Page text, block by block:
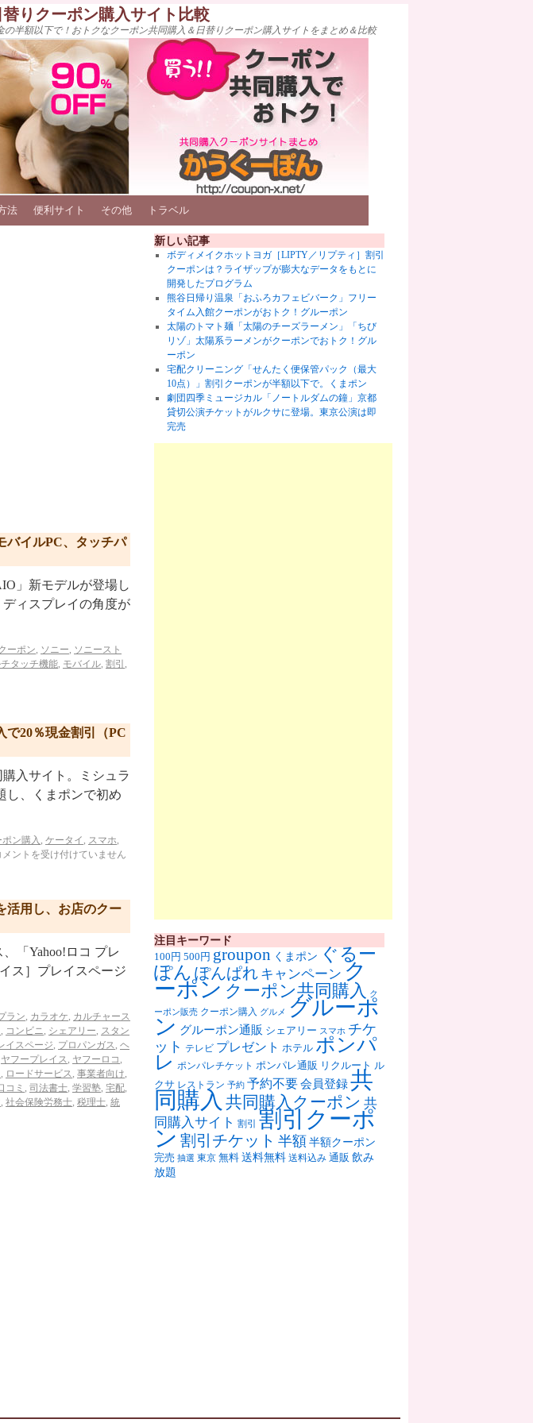
りクーポン購入サイト比較
半額以下で！おトクなクーポン共同購入＆日替りクーポン購入サイトをまとめ＆比較
法 便利サイト その他 トラベル
バイルPC、タッチパ
」新モデルが登場し
ィスプレイの角度が
ーポン, ソニー, ソニースト
タッチ機能, モバイル, 割引 ,
で20％現金割引（PC
購入サイト。ミシュラ
し、くまポンで初め
ポン購入 , ケータイ , スマホ,
メントを受け付けていません
活用し、お店のクー
「Yahoo!ロコ プレ
ス］プレイスページ
ラン, カラオケ, カルチャース
, コンビニ, シェアリー, スタン
イスページ, プロパンガス, ヘ
ヤフープレイス, ヤフーロコ ,
, ロードサービス, 事業者向け,
コミ , 司法書士, 学習塾, 宅配,
, 社会保険労務士, 税理士, 統
新しい記事
ボディメイクホットヨガ［LIPTY／リプティ］割引
クーポンは？ライザップが膨大なデータをもとに
開発したプログラム
熊谷日帰り温泉「おふろカフェビバーク」フリー
タイム入館クーポンがおトク！グルーポン
太陽のトマト麺「太陽のチーズラーメン」「ちび
リゾ」太陽系ラーメンがクーポンでおトク！グル
ーポン
宅配クリーニング「せんたく便保管パック（最大
10点）」割引クーポンが半額以下で。くまポン
劇団四季ミュージカル「ノートルダムの鐘」京都
貸切公演チケットがルクサに登場。東京公演は即
完売
注目キーワード
100円 500円 groupon くまポン ぐるー
ぽん ぽんぱれ キャンペーン ク
ーポン クーポン共同購入 ク
ーポン販売 クーポン購入 グルメ グルーポ
ン グルーポン通販 シェアリー スマホ チケ
ット テレビ プレゼント ホテル ポンパ
レ ポンパレチケット ポンパレ通販 リクルート ル
クサ レストラン 予約 予約不要会員登録共
同購入 共同購入クーポン 共
同購入サイト 割引 割引クーポ
ン 割引チケット 半額 半額クーポン
完売 抽選 東京 無料 送料無料 送料込み 通販 飲み
放題